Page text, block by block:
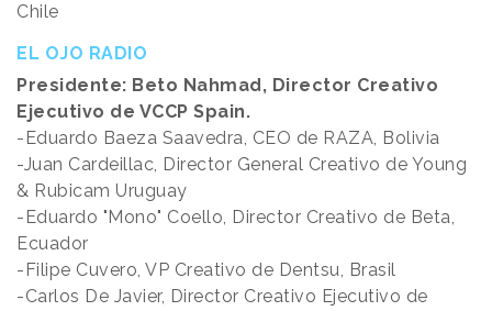
Chile
EL OJO RADIO
Presidente: Beto Nahmad, Director Creativo
Ejecutivo de VCCP Spain.
-Eduardo Baeza Saavedra, CEO de RAZA, Bolivia
-Juan Cardeillac, Director General Creativo de Young
& Rubicam Uruguay
-Eduardo "Mono" Coello, Director Creativo de Beta,
Ecuador
-Filipe Cuvero, VP Creativo de Dentsu, Brasil
-Carlos De Javier, Director Creativo Ejecutivo de